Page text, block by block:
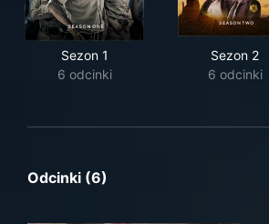
Sezon 1
6 odcinki
Sezon 2
6 odcinki
Odcinki (6)